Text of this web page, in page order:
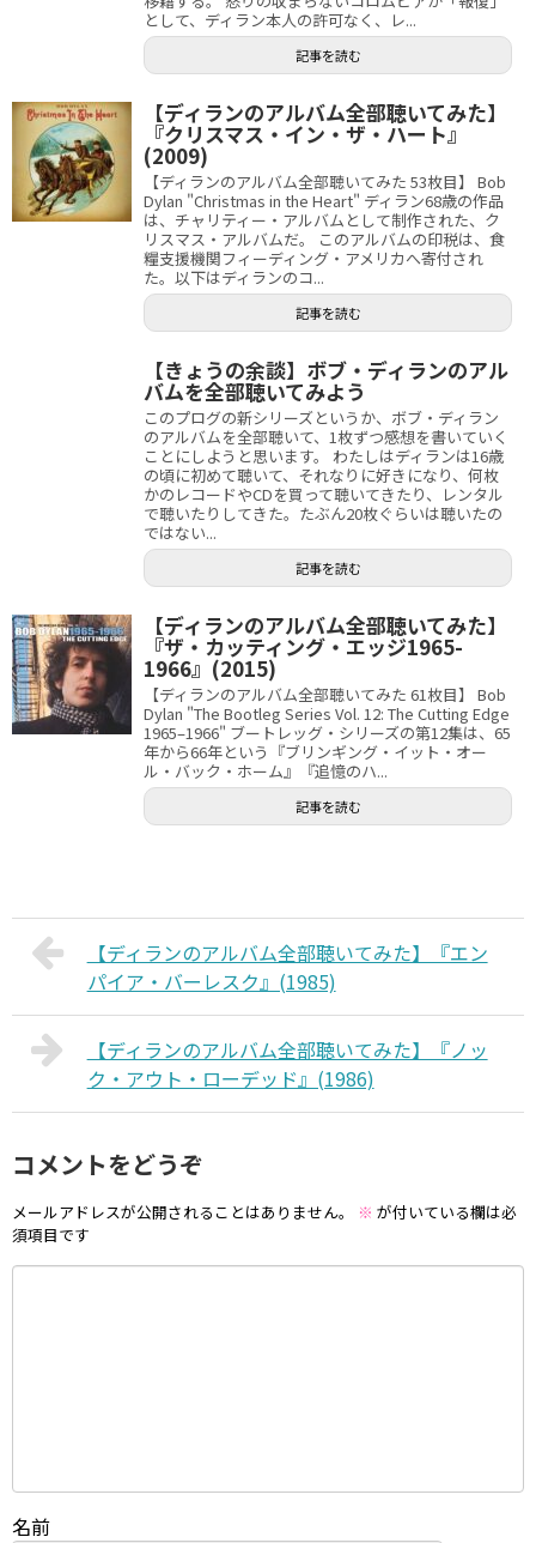
として、ディラン本人の許可なく、レ...
記事を読む
【ディランのアルバム全部聴いてみた】
『クリスマス・イン・ザ・ハート』
(2009)
【ディランのアルバム全部聴いてみた 53枚目】 Bob
Dylan "Christmas in the Heart" ディラン68歳の作品
は、チャリティー・アルバムとして制作された、ク
リスマス・アルバムだ。 このアルバムの印税は、食
糧支援機関フィーディング・アメリカへ寄付され
た。以下はディランのコ...
記事を読む
【きょうの余談】ボブ・ディランのアル
バムを全部聴いてみよう
このプログの新シリーズというか、ボブ・ディラン
のアルバムを全部聴いて、1枚ずつ感想を書いていく
ことにしようと思います。 わたしはディランは16歳
の頃に初めて聴いて、それなりに好きになり、何枚
かのレコードやCDを買って聴いてきたり、レンタル
で聴いたりしてきた。たぶん20枚ぐらいは聴いたの
ではない...
記事を読む
【ディランのアルバム全部聴いてみた】
『ザ・カッティング・エッジ1965-
1966』(2015)
【ディランのアルバム全部聴いてみた 61枚目】 Bob
Dylan "The Bootleg Series Vol. 12: The Cutting Edge
1965–1966" ブートレッグ・シリーズの第12集は、65
年から66年という『ブリンギング・イット・オー
ル・バック・ホーム』『追憶のハ...
記事を読む
【ディランのアルバム全部聴いてみた】『エン
パイア・バーレスク』(1985)
【ディランのアルバム全部聴いてみた】『ノッ
ク・アウト・ローデッド』(1986)
コメントをどうぞ
メールアドレスが公開されることはありません。 ※ が付いている欄は必
須項目です
名前